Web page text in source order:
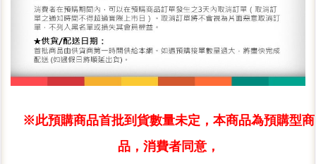
※此預購商品首批到貨數量未定，本商品為預購型商
品，消費者同意，